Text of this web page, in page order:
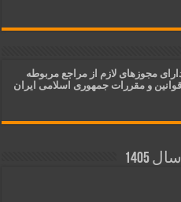
مجوزهای لازم از مراجع مربوطه
و مقررات جمهوری اسلامی ایران